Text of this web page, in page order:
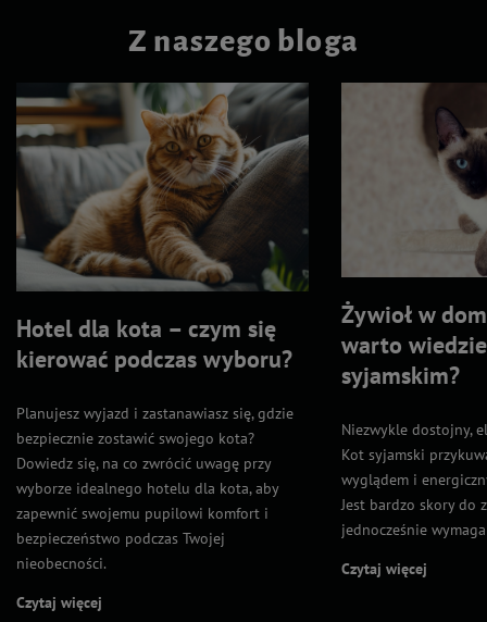
Z naszego bloga
Hotel dla kota – czym się
kierować podczas wyboru?
Planujesz wyjazd i zastanawiasz się, gdzie
bezpiecznie zostawić swojego kota?
Dowiedz się, na co zwrócić uwagę przy
wyborze idealnego hotelu dla kota, aby
zapewnić swojemu pupilowi komfort i
bezpieczeństwo podczas Twojej
nieobecności.
Czytaj więcej
Żywioł w
warto
syjamskim?
Niezwykle dostojny,
Kot syjamski
wyglądem i
Jest bardzo skory do
jednocześnie
Czytaj więcej